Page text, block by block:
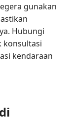
gunakan
Hubungi
konsultasi
kendaraan